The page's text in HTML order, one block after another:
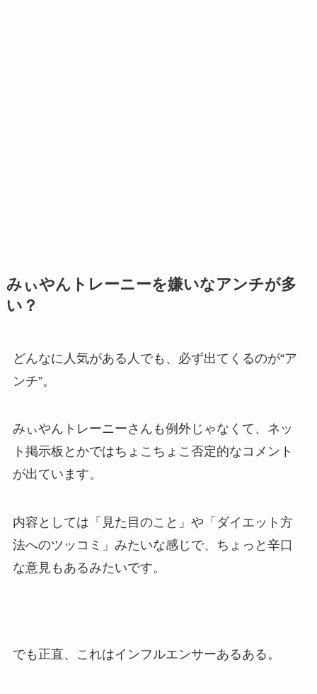
みぃやんトレーニーを嫌いなアンチが多
い？
どんなに人気がある人でも、必ず出てくるのが“ア
ンチ”。
みぃやんトレーニーさんも例外じゃなくて、ネッ
ト掲示板とかではちょこちょこ否定的なコメント
が出ています。
内容としては「見た目のこと」や「ダイエット方
法へのツッコミ」みたいな感じで、ちょっと辛口
な意見もあるみたいです。
でも正直、これはインフルエンサーあるある。